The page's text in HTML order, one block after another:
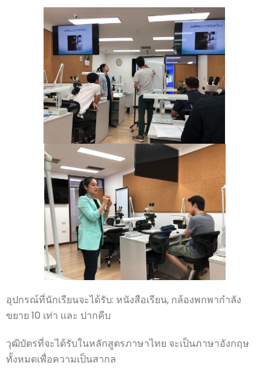
อุปกรณ์ที่นักเรียนจะได้รับ: หนังสือเรียน, กล้องพกพากำลัง
ขยาย 10 เท่า และ ปากคีบ
วุฒิบัตรที่จะได้รับในหลักสูตรภาษาไทย จะเป็นภาษาอังกฤษ
ทั้งหมดเพื่อความเป็นสากล